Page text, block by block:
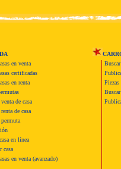
en venta
certificadas
en renta
de casa
de casa
en línea
casa
en venta (avanzado)
Piezas